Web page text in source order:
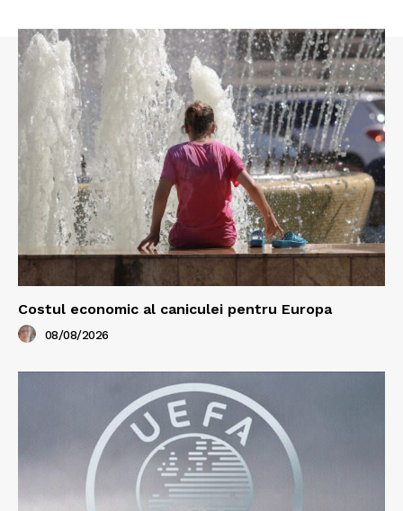
Costul economic al caniculei pentru Europa
08/08/2026